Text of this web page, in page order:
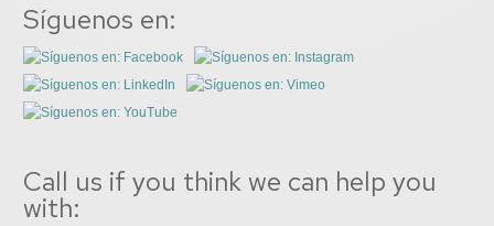
Síguenos en:
Call us if you think we can help you
with: